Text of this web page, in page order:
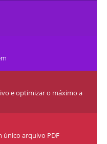
e optimizar o máximo a
único arquivo PDF